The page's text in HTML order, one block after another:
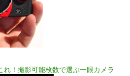
れ！撮影可能枚数で選ぶ一眼カメラ